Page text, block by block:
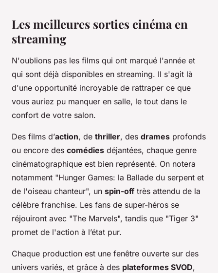
Les meilleures sorties cinéma en
streaming
N'oublions pas les films qui ont marqué l'année et
qui sont déjà disponibles en streaming. Il s'agit là
d'une opportunité incroyable de rattraper ce que
vous auriez pu manquer en salle, le tout dans le
confort de votre salon.
Des films d’action, de thriller, des drames profonds
ou encore des comédies déjantées, chaque genre
cinématographique est bien représenté. On notera
notamment "Hunger Games: la Ballade du serpent et
de l'oiseau chanteur", un spin-off très attendu de la
célèbre franchise. Les fans de super-héros se
réjouiront avec "The Marvels", tandis que "Tiger 3"
promet de l'action à l’état pur.
Chaque production est une fenêtre ouverte sur des
univers variés, et grâce à des plateformes SVOD,